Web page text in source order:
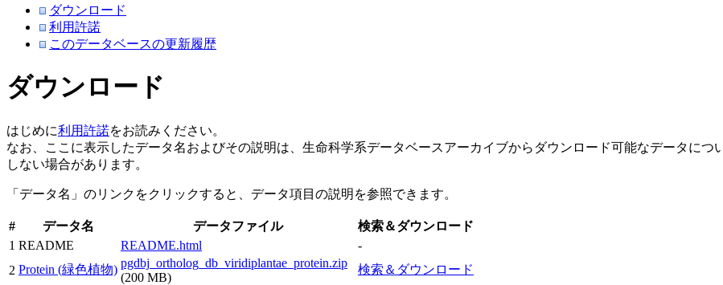
ダウンロード
利用許諾
このデータベースの更新履歴
ダウンロード
はじめに利用許諾をお読みください。
なお、ここに表示したデータ名およびその説明は、生命科学系データベースアーカイブからダウンロード可能なデータに
しない場合があります。
「データ名」のリンクをクリックすると、データ項目の説明を参照できます。
# データ名 データファイル
検索＆ダウンロード
1 README README.html
-
2 Protein (緑色植物) pgdbj_ortholog_db_viridiplantae_protein.zip
(200 MB)
検索＆ダウンロード